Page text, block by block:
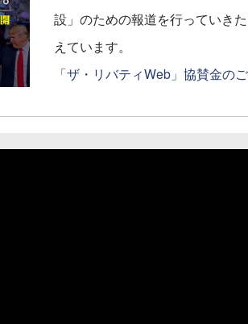
設」のための報道を行っていき
えています。
「ザ・リバティWeb」協賛金の